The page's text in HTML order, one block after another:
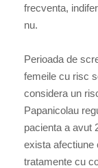
frecventa,
nu.
Perioada de
femeile cu risc
considera un
Papanicolau
pacienta a avut
exista afectiune
tratamente cu